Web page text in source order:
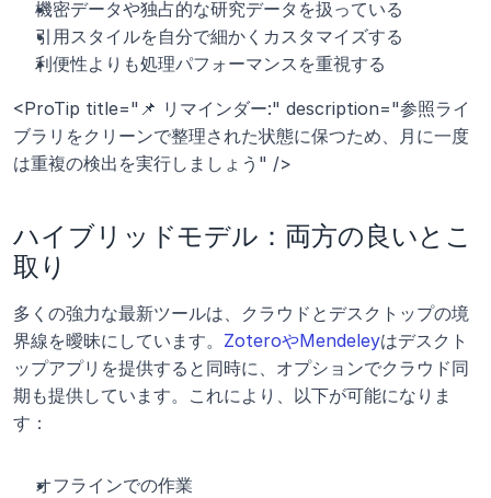
機密データや独占的な研究データを扱っている
引用スタイルを自分で細かくカスタマイズする
利便性よりも処理パフォーマンスを重視する
<ProTip title="📌 リマインダー:" description="参照ライ
ブラリをクリーンで整理された状態に保つため、月に一度
は重複の検出を実行しましょう" />
ハイブリッドモデル：両方の良いとこ
取り
多くの強力な最新ツールは、クラウドとデスクトップの境
界線を曖昧にしています。 ZoteroやMendeleyはデスクト
ップアプリを提供すると同時に、オプションでクラウド同
期も提供しています。これにより、以下が可能になりま
す：
オフラインでの作業